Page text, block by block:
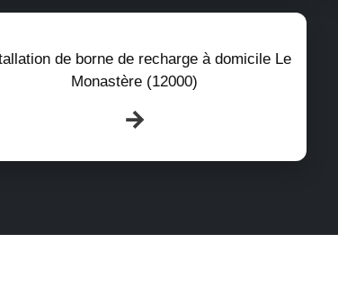
de borne de recharge à domicile Le
Monastère (12000)